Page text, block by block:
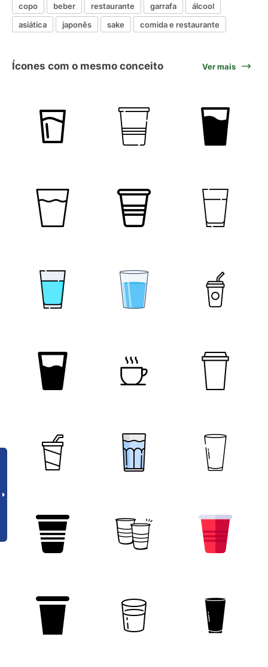
copo beber restaurante garrafa
álcool
asiática
japonês sake comida e restaurante
Ícones com o mesmo conceito Ver mais